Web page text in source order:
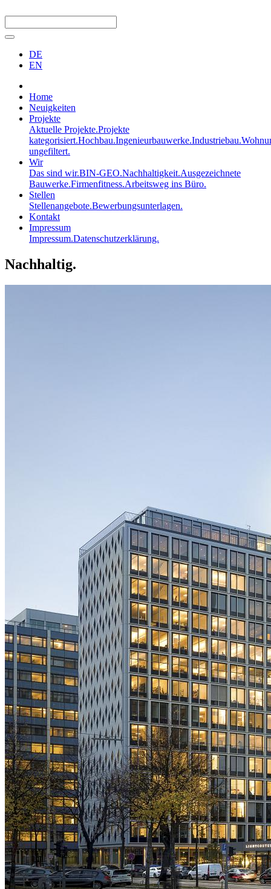
DE
EN
Home
Neuigkeiten
Projekte
Aktuelle Projekte.Projekte
kategorisiert.Hochbau.Ingenieurbauwerke.Industriebau.
ungefiltert.
Wir
Das sind wir.BIN-GEO.Nachhaltigkeit.Ausgezeichnete
Bauwerke.Firmenfitness.Arbeitsweg ins Büro.
Stellen
Stellenangebote.Bewerbungsunterlagen.
Kontakt
Impressum
Impressum.Datenschutzerklärung.
Nachhaltig.